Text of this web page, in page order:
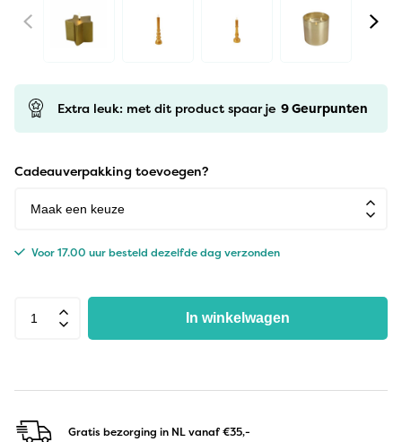
Extra leuk: met dit product spaar je 9Geurpunten
Cadeauverpakking toevoegen?
Voor 17.00 uur besteld dezelfde dag verzonden
In winkelwagen
Gratis bezorging in NLvanaf €35,-